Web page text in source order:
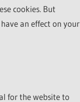
cookies. But
an effect on your
for the website to